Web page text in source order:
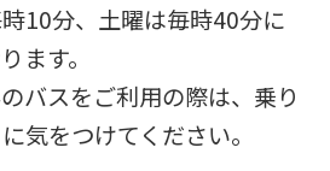
10分、土曜は毎時40分に
ます。
バスをご利用の際は、乗り
気をつけてください。